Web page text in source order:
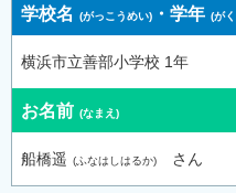
学校名 ・学年
横浜市立善部小学校 1年
お名前
船橋遥 さん